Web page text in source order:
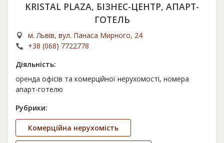
KRISTAL PLAZA, БІЗНЕС-ЦЕНТР, АПАРТ-
ГОТЕЛЬ
м. Львів, вул. Панаса Мирного, 24
+38 (068) 7722778
Діяльність:
оренда офісів та комерційної нерухомості, номера
апарт-готелю
Рубрики:
Комерційна нерухомість